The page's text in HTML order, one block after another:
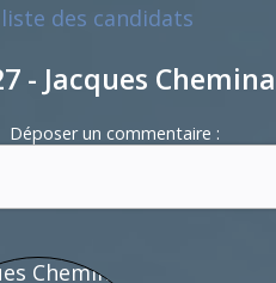
des candidats
- Jacques
Déposer un commentaire :
: